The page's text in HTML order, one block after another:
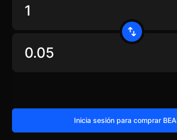
Inicia sesión para comprar